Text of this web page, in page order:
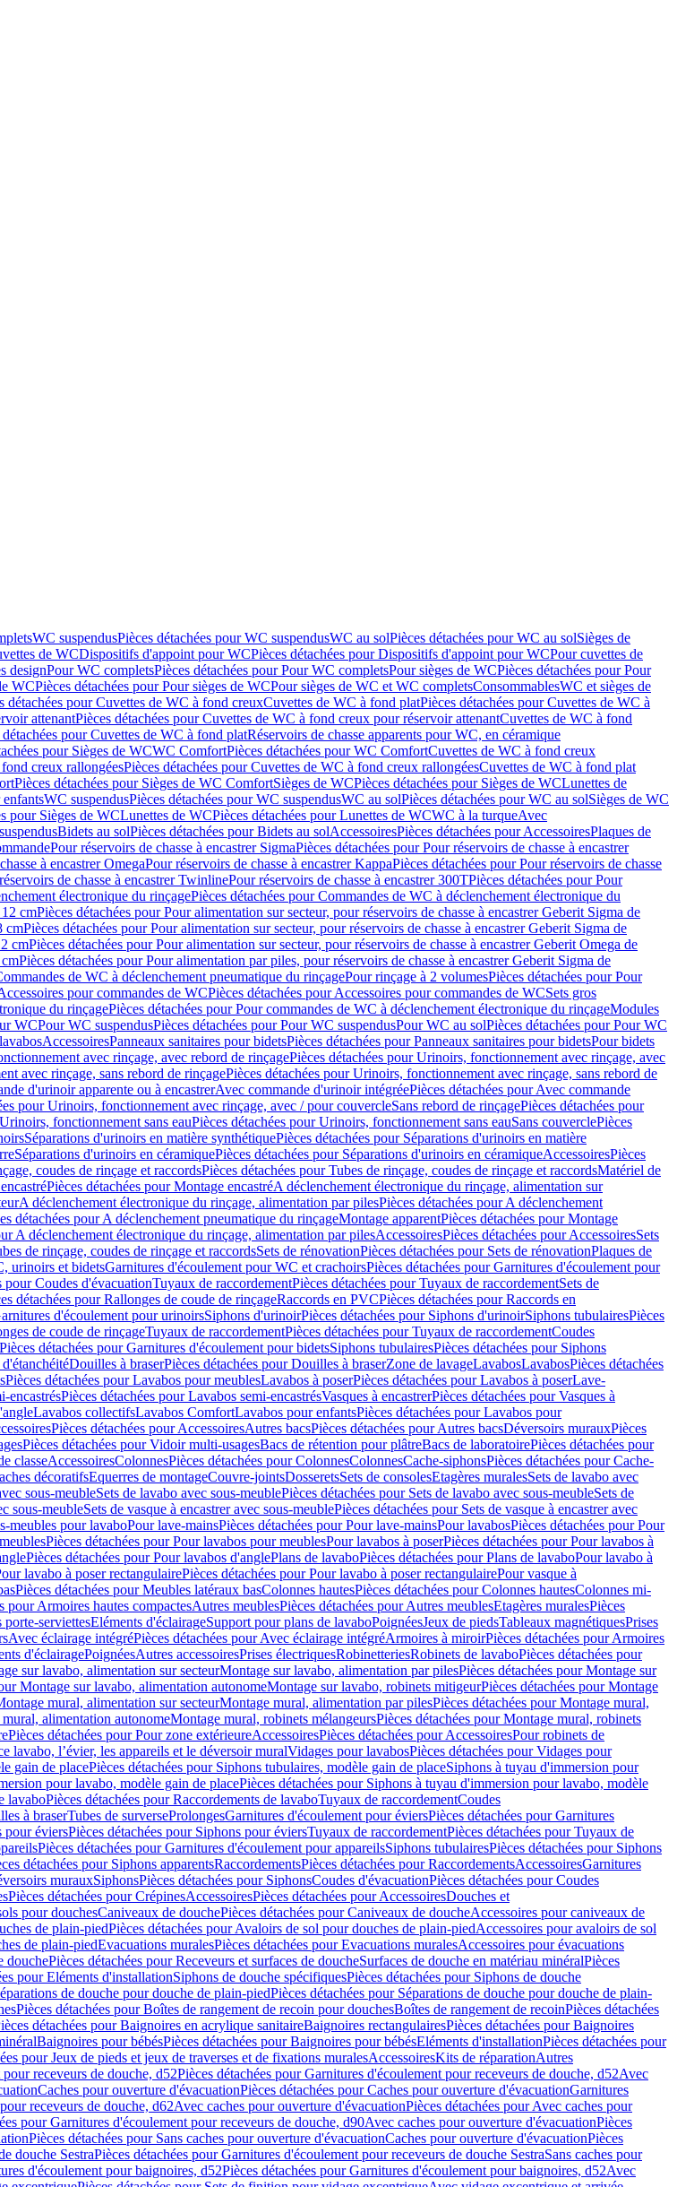
WC suspendusPièces détachées pour WC suspendusWC au solPièces détachées pour WC au solSièges de
de WCDispositifs d'appoint pour WCPièces détachées pour Dispositifs d'appoint pour WCPour cuvettes de
designPour WC completsPièces détachées pour Pour WC completsPour sièges de WCPièces détachées pour Pour
WCPièces détachées pour Pour sièges de WCPour sièges de WC et WC completsConsommablesWC et sièges de
détachées pour Cuvettes de WC à fond creuxCuvettes de WC à fond platPièces détachées pour Cuvettes de WC à
attenantPièces détachées pour Cuvettes de WC à fond creux pour réservoir attenantCuvettes de WC à fond
détachées pour Cuvettes de WC à fond platRéservoirs de chasse apparents pour WC, en céramique
pour Sièges de WCWC ComfortPièces détachées pour WC ComfortCuvettes de WC à fond creux
creux rallongéesPièces détachées pour Cuvettes de WC à fond creux rallongéesCuvettes de WC à fond plat
Pièces détachées pour Sièges de WC ComfortSièges de WCPièces détachées pour Sièges de WCLunettes de
WC suspendusPièces détachées pour WC suspendusWC au solPièces détachées pour WC au solSièges de WC
pour Sièges de WCLunettes de WCPièces détachées pour Lunettes de WCWC à la turqueAvec
Bidets au solPièces détachées pour Bidets au solAccessoiresPièces détachées pour AccessoiresPlaques de
Pour réservoirs de chasse à encastrer SigmaPièces détachées pour Pour réservoirs de chasse à encastrer
à encastrer OmegaPour réservoirs de chasse à encastrer KappaPièces détachées pour Pour réservoirs de chasse
de chasse à encastrer TwinlinePour réservoirs de chasse à encastrer 300TPièces détachées pour Pour
électronique du rinçagePièces détachées pour Commandes de WC à déclenchement électronique du
cmPièces détachées pour Pour alimentation sur secteur, pour réservoirs de chasse à encastrer Geberit Sigma de
cmPièces détachées pour Pour alimentation sur secteur, pour réservoirs de chasse à encastrer Geberit Sigma de
cmPièces détachées pour Pour alimentation sur secteur, pour réservoirs de chasse à encastrer Geberit Omega de
Pièces détachées pour Pour alimentation par piles, pour réservoirs de chasse à encastrer Geberit Sigma de
de WC à déclenchement pneumatique du rinçagePour rinçage à 2 volumesPièces détachées pour Pour
pour commandes de WCPièces détachées pour Accessoires pour commandes de WCSets gros
du rinçagePièces détachées pour Pour commandes de WC à déclenchement électronique du rinçageModules
WCPour WC suspendusPièces détachées pour Pour WC suspendusPour WC au solPièces détachées pour Pour WC
AccessoiresPanneaux sanitaires pour bidetsPièces détachées pour Panneaux sanitaires pour bidetsPour bidets
avec rinçage, avec rebord de rinçagePièces détachées pour Urinoirs, fonctionnement avec rinçage, avec
avec rinçage, sans rebord de rinçagePièces détachées pour Urinoirs, fonctionnement avec rinçage, sans rebord de
d'urinoir apparente ou à encastrerAvec commande d'urinoir intégréePièces détachées pour Avec commande
pour Urinoirs, fonctionnement avec rinçage, avec / pour couvercleSans rebord de rinçagePièces détachées pour
Urinoirs, fonctionnement sans eauPièces détachées pour Urinoirs, fonctionnement sans eauSans couverclePièces
Séparations d'urinoirs en matière synthétiquePièces détachées pour Séparations d'urinoirs en matière
Séparations d'urinoirs en céramiquePièces détachées pour Séparations d'urinoirs en céramiqueAccessoiresPièces
coudes de rinçage et raccordsPièces détachées pour Tubes de rinçage, coudes de rinçage et raccordsMatériel de
Pièces détachées pour Montage encastréA déclenchement électronique du rinçage, alimentation sur
A déclenchement électronique du rinçage, alimentation par pilesPièces détachées pour A déclenchement
détachées pour A déclenchement pneumatique du rinçageMontage apparentPièces détachées pour Montage
A déclenchement électronique du rinçage, alimentation par pilesAccessoiresPièces détachées pour AccessoiresSets
de rinçage, coudes de rinçage et raccordsSets de rénovationPièces détachées pour Sets de rénovationPlaques de
urinoirs et bidetsGarnitures d'écoulement pour WC et crachoirsPièces détachées pour Garnitures d'écoulement pour
pour Coudes d'évacuationTuyaux de raccordementPièces détachées pour Tuyaux de raccordementSets de
détachées pour Rallonges de coude de rinçageRaccords en PVCPièces détachées pour Raccords en
d'écoulement pour urinoirsSiphons d'urinoirPièces détachées pour Siphons d'urinoirSiphons tubulairesPièces
de coude de rinçageTuyaux de raccordementPièces détachées pour Tuyaux de raccordementCoudes
Pièces détachées pour Garnitures d'écoulement pour bidetsSiphons tubulairesPièces détachées pour Siphons
Douilles à braserPièces détachées pour Douilles à braserZone de lavageLavabosLavabosPièces détachées
Pièces détachées pour Lavabos pour meublesLavabos à poserPièces détachées pour Lavabos à poserLave-
encastrésPièces détachées pour Lavabos semi-encastrésVasques à encastrerPièces détachées pour Vasques à
Lavabos collectifsLavabos ComfortLavabos pour enfantsPièces détachées pour Lavabos pour
Pièces détachées pour AccessoiresAutres bacsPièces détachées pour Autres bacsDéversoirs murauxPièces
Pièces détachées pour Vidoir multi-usagesBacs de rétention pour plâtreBacs de laboratoirePièces détachées pour
classeAccessoiresColonnesPièces détachées pour ColonnesColonnesCache-siphonsPièces détachées pour Cache-
décoratifsEquerres de montageCouvre-jointsDosseretsSets de consolesEtagères muralesSets de lavabo avec
sous-meubleSets de lavabo avec sous-meublePièces détachées pour Sets de lavabo avec sous-meubleSets de
sous-meubleSets de vasque à encastrer avec sous-meublePièces détachées pour Sets de vasque à encastrer avec
meubles pour lavaboPour lave-mainsPièces détachées pour Pour lave-mainsPour lavabosPièces détachées pour Pour
Pièces détachées pour Pour lavabos pour meublesPour lavabos à poserPièces détachées pour Pour lavabos à
Pièces détachées pour Pour lavabos d'anglePlans de lavaboPièces détachées pour Plans de lavaboPour lavabo à
lavabo à poser rectangulairePièces détachées pour Pour lavabo à poser rectangulairePour vasque à
Pièces détachées pour Meubles latéraux basColonnes hautesPièces détachées pour Colonnes hautesColonnes mi-
pour Armoires hautes compactesAutres meublesPièces détachées pour Autres meublesEtagères muralesPièces
porte-serviettesEléments d'éclairageSupport pour plans de lavaboPoignéesJeux de piedsTableaux magnétiquesPrises
Avec éclairage intégréPièces détachées pour Avec éclairage intégréArmoires à miroirPièces détachées pour Armoires
d'éclairagePoignéesAutres accessoiresPrises électriquesRobinetteriesRobinets de lavaboPièces détachées pour
sur lavabo, alimentation sur secteurMontage sur lavabo, alimentation par pilesPièces détachées pour Montage sur
Montage sur lavabo, alimentation autonomeMontage sur lavabo, robinets mitigeurPièces détachées pour Montage
mural, alimentation sur secteurMontage mural, alimentation par pilesPièces détachées pour Montage mural,
alimentation autonomeMontage mural, robinets mélangeursPièces détachées pour Montage mural, robinets
Pièces détachées pour Pour zone extérieureAccessoiresPièces détachées pour AccessoiresPour robinets de
lavabo, l’évier, les appareils et le déversoir muralVidages pour lavabosPièces détachées pour Vidages pour
gain de placePièces détachées pour Siphons tubulaires, modèle gain de placeSiphons à tuyau d'immersion pour
pour lavabo, modèle gain de placePièces détachées pour Siphons à tuyau d'immersion pour lavabo, modèle
lavaboPièces détachées pour Raccordements de lavaboTuyaux de raccordementCoudes
à braserTubes de surverseProlongesGarnitures d'écoulement pour éviersPièces détachées pour Garnitures
pour éviersPièces détachées pour Siphons pour éviersTuyaux de raccordementPièces détachées pour Tuyaux de
Pièces détachées pour Garnitures d'écoulement pour appareilsSiphons tubulairesPièces détachées pour Siphons
détachées pour Siphons apparentsRaccordementsPièces détachées pour RaccordementsAccessoiresGarnitures
murauxSiphonsPièces détachées pour SiphonsCoudes d'évacuationPièces détachées pour Coudes
Pièces détachées pour CrépinesAccessoiresPièces détachées pour AccessoiresDouches et
pour douchesCaniveaux de douchePièces détachées pour Caniveaux de doucheAccessoires pour caniveaux de
de plain-piedPièces détachées pour Avaloirs de sol pour douches de plain-piedAccessoires pour avaloirs de sol
de plain-piedEvacuations muralesPièces détachées pour Evacuations muralesAccessoires pour évacuations
douchePièces détachées pour Receveurs et surfaces de doucheSurfaces de douche en matériau minéralPièces
pour Eléments d'installationSiphons de douche spécifiquesPièces détachées pour Siphons de douche
de douche pour douche de plain-piedPièces détachées pour Séparations de douche pour douche de plain-
Pièces détachées pour Boîtes de rangement de recoin pour douchesBoîtes de rangement de recoinPièces détachées
détachées pour Baignoires en acrylique sanitaireBaignoires rectangulairesPièces détachées pour Baignoires
Baignoires pour bébésPièces détachées pour Baignoires pour bébésEléments d'installationPièces détachées pour
pour Jeux de pieds et jeux de traverses et de fixations muralesAccessoiresKits de réparationAutres
receveurs de douche, d52Pièces détachées pour Garnitures d'écoulement pour receveurs de douche, d52Avec
Caches pour ouverture d'évacuationPièces détachées pour Caches pour ouverture d'évacuationGarnitures
receveurs de douche, d62Avec caches pour ouverture d'évacuationPièces détachées pour Avec caches pour
pour Garnitures d'écoulement pour receveurs de douche, d90Avec caches pour ouverture d'évacuationPièces
Pièces détachées pour Sans caches pour ouverture d'évacuationCaches pour ouverture d'évacuationPièces
douche SestraPièces détachées pour Garnitures d'écoulement pour receveurs de douche SestraSans caches pour
d'écoulement pour baignoires, d52Pièces détachées pour Garnitures d'écoulement pour baignoires, d52Avec